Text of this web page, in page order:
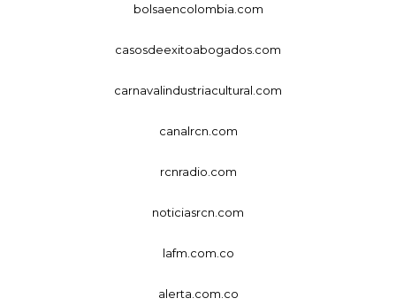
bolsaencolombia.com
casosdeexitoabogados.com
carnavalindustriacultural.com
canalrcn.com
rcnradio.com
noticiasrcn.com
lafm.com.co
alerta.com.co